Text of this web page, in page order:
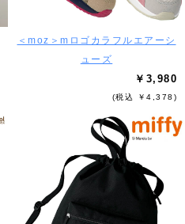
＜moz＞mロゴカラフルエアーシ
ューズ
￥3,980
(税込 ￥4,378)